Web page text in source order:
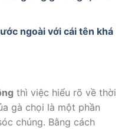
ngoài với cái tên khá
thì việc hiểu rõ về thời
gà chọi là một phần
chúng. Bằng cách